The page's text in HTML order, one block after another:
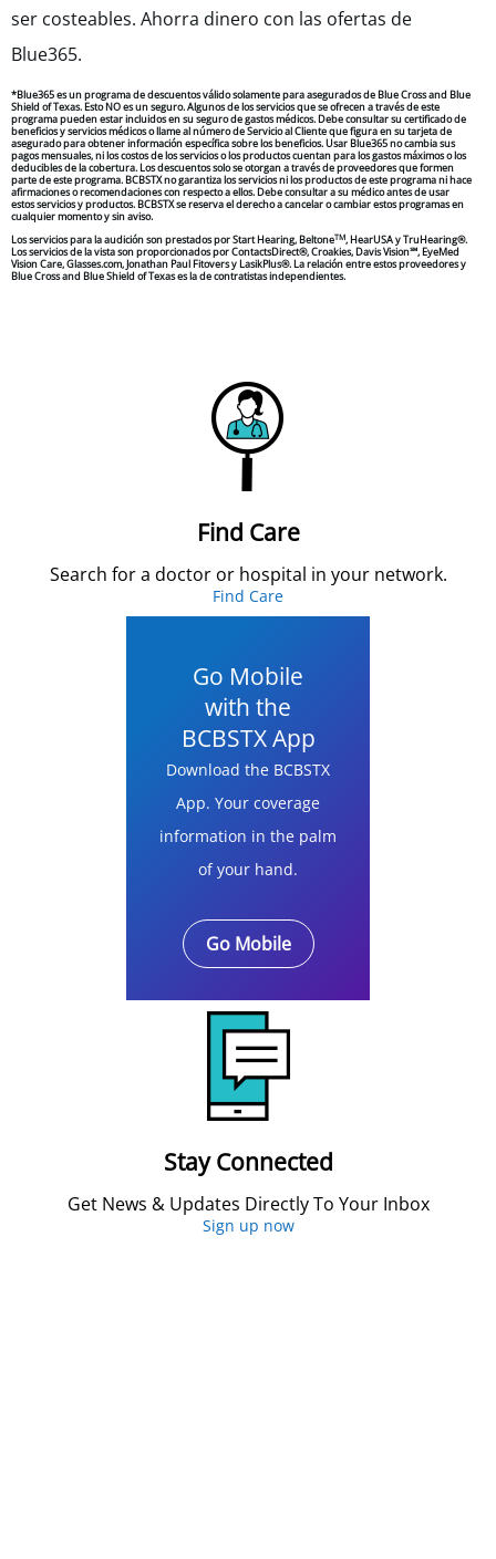
ser costeables. Ahorra dinero con las ofertas de
Blue365.
*Blue365 es un programa de descuentos válido solamente para asegurados de Blue Cross and Blue
Shield of Texas. Esto NO es un seguro. Algunos de los servicios que se ofrecen a través de este
programa pueden estar incluidos en su seguro de gastos médicos. Debe consultar su certificado de
beneficios y servicios médicos o llame al número de Servicio al Cliente que figura en su tarjeta de
asegurado para obtener información específica sobre los beneficios. Usar Blue365 no cambia sus
pagos mensuales, ni los costos de los servicios o los productos cuentan para los gastos máximos o los
deducibles de la cobertura. Los descuentos solo se otorgan a través de proveedores que formen
parte de este programa. BCBSTX no garantiza los servicios ni los productos de este programa ni hace
afirmaciones o recomendaciones con respecto a ellos. Debe consultar a su médico antes de usar
estos servicios y productos. BCBSTX se reserva el derecho a cancelar o cambiar estos programas en
cualquier momento y sin aviso.
Los servicios para la audición son prestados por Start Hearing, BeltoneTM, HearUSA y TruHearing®.
Los servicios de la vista son proporcionados por ContactsDirect®, Croakies, Davis Vision℠, EyeMed
Vision Care, Glasses.com, Jonathan Paul Fitovers y LasikPlus®. La relación entre estos proveedores y
Blue Cross and Blue Shield of Texas es la de contratistas independientes.
Find Care
Search for a doctor or hospital in your network.
Find Care
Go Mobile
with the
BCBSTX App
Download the BCBSTX
App. Your coverage
information in the palm
of your hand.
Go Mobile
Stay Connected
Get News & Updates Directly To Your Inbox
Sign up now